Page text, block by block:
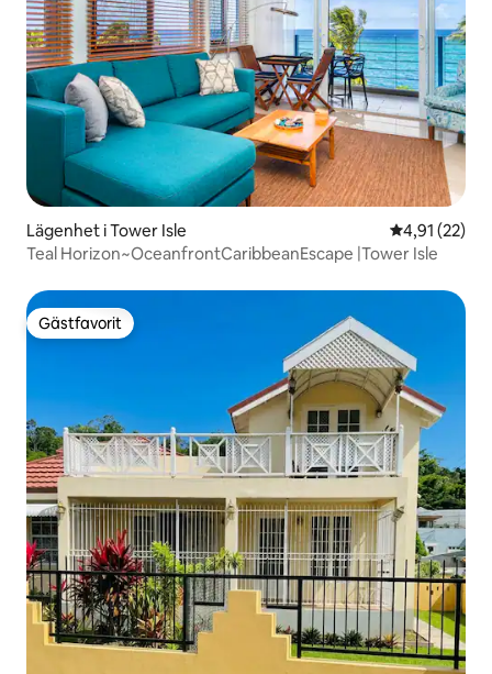
Lägenhet i Tower Isle 4,91 av 5 i
4,91 (22)
Teal Horizon~OceanfrontCaribbeanEscape |Tower Isle
Gästfavorit
Gästfavorit